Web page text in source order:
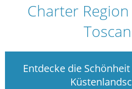
Charter
Entdecke die